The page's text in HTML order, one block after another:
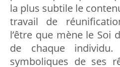
la plus subtile le
travail de
l’être que mène le Soi
de chaque
symboliques de ses